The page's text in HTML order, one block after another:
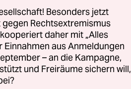
jetzt
–
Besonders jetzt
Rechtsextremismus
daher mit „Alles
aus Anmeldungen
– an die Kampagne,
und Freiräume sichern will,